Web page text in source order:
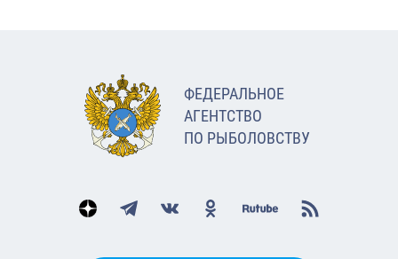
ФЕДЕРАЛЬНОЕ
АГЕНТСТВО
ПО РЫБОЛОВСТВУ